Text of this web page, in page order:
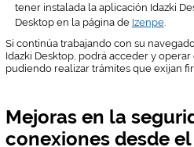
tener instalada la aplicación Idazki
Desktop en la página de Izenpe.
Si continúa trabajando con su
Idazki Desktop, podrá acceder y
pudiendo realizar trámites que exijan
Mejoras en la
conexiones desde